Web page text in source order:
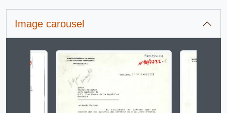
Image carousel
Changing the current slide of this carousel will